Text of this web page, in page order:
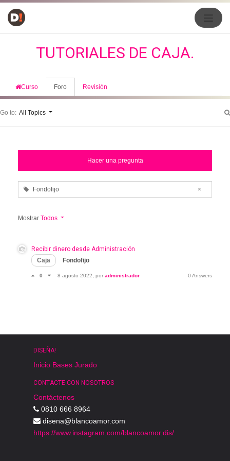
TUTORIALES DE CAJA.
Curso Foro Revisión
Go to: All Topics
Fondofijo ×
Hacer una pregunta
Mostrar Todos
Recibir dinero desde Administración
Caja
Fondofijo
0 8 agosto 2022 , por administrador 0 Answers
DISEÑA!
Inicio Bases Jurado
CONTACTE CON NOSOTROS
Contáctenos
0810 666 8964
disena@blancoamor.com
https://www.instagram.com/blancoamor.dis/